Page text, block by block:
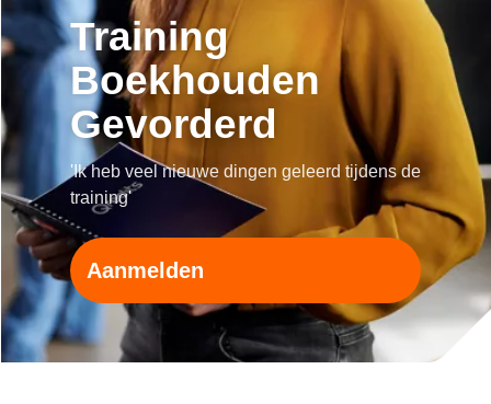
Training
Boekhouden
Gevorderd
'Ik heb veel nieuwe dingen geleerd tijdens de
training'
Aanmelden